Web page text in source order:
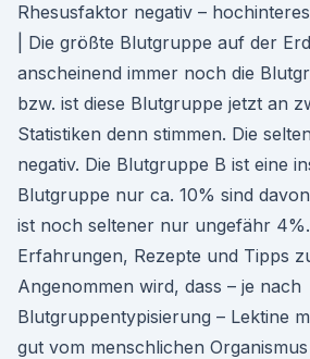
Rhesusfaktor negativ –
| Die größte Blutgruppe auf der
anscheinend immer noch die
bzw. ist diese Blutgruppe jetzt an
Statistiken denn stimmen. Die
negativ. Die Blutgruppe B ist eine
Blutgruppe nur ca. 10% sind
ist noch seltener nur ungefähr
Erfahrungen, Rezepte und Tipps
Angenommen wird, dass – je nach
Blutgruppentypisierung – Lektine
gut vom menschlichen